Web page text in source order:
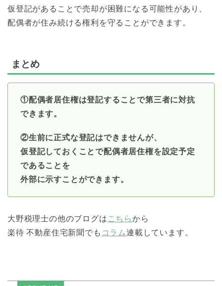
仮登記があることで売却が困難になる可能性があり、
配偶者が住み続ける権利を守ることができます。
まとめ
①配偶者居住権は登記することで第三者に対抗
できます。
②生前に正式な登記はできませんが、
仮登記しておくことで配偶者居住権を設定予定
であることを
外部に示すことができます。
大野税理士の他のブログは こちらから
楽待 不動産住宅新聞でも コラム連載しています。